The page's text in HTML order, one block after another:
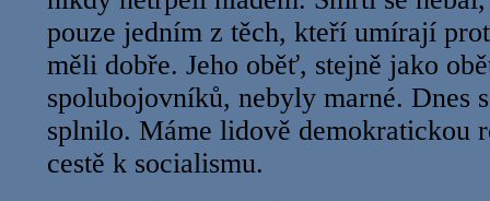
pouze jedním z těch, kteří umírají
měli dobře. Jeho oběť, stejně jako
spolubojovníků, nebyly marné. Dnes
splnilo. Máme lidově demokratickou
cestě k socialismu.